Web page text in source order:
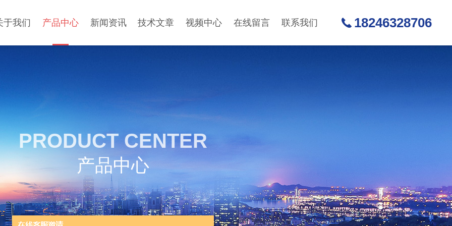
于我们 产品中心 新闻资讯 技术文章 视频中心 在线留言 联系我们 18246328706
PRODUCT CENTER
产品中心